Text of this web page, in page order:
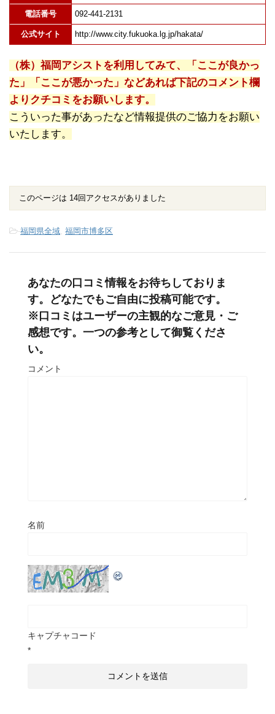
電話番号 092-441-2131
公式サイト http://www.city.fukuoka.lg.jp/hakata/
（株）福岡アシストを利用してみて、「ここが良かっ
た」「ここが悪かった」などあれば下記のコメント欄
よりクチコミをお願いします。
こういった事があったなど情報提供のご協力をお願い
いたします。
このページは 14回アクセスがありました
-福岡県全域, 福岡市博多区
あなたの口コミ情報をお待ちしておりま
す。どなたでもご自由に投稿可能です。
※口コミはユーザーの主観的なご意見・ご
感想です。一つの参考として御覧くださ
い。
コメント
名前
キャプチャコード
*